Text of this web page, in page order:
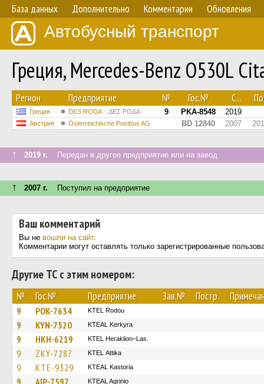
База данных Дополнительно Комментарии Обновления
Автобусный транспорт
Греция, Mercedes-Benz O530L
Регион Предприятие № Гос.№ С...
Греция DES RODA ΔΕΣ ΡΟΔΑ 9 PKA-8548 2019
Австрия Österreichische Postbus AG BD 12840 2007
↑ 2019 г. Передан в другое предприятие или на завод
↑ 2007 г. Поступил на предприятие
Ваш комментарий
Вы не вошли на сайт.
Комментарии могут оставлять только зарегистрированные
Другие ТС с этим номером:
№ Гос.№ Предприятие Зав.№ Постр.
9 POK-7634 ΚΤΕL Rodou
9 KYN-7520 KTEAL Kerkyra
9 HKH-6219 KTEL Heraklion–Las.
9 ZKY-7287 KΤΕL Αttika
9 KTE-9329 KTEAL Kastoria
9 AIP-7597 KTEAL Agrinio